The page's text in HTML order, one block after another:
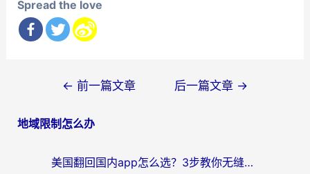
Spread the love
导
← 前一篇文章 后一篇文章 →
地域限制怎么办
美国翻回国内app怎么选？3步教你无缝刷剧、登12123、访问国内网站